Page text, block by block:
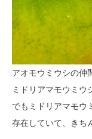
アオモウミウシの仲
ミドリアマモウミウ
でもミドリアマモウ
存在していて、きち